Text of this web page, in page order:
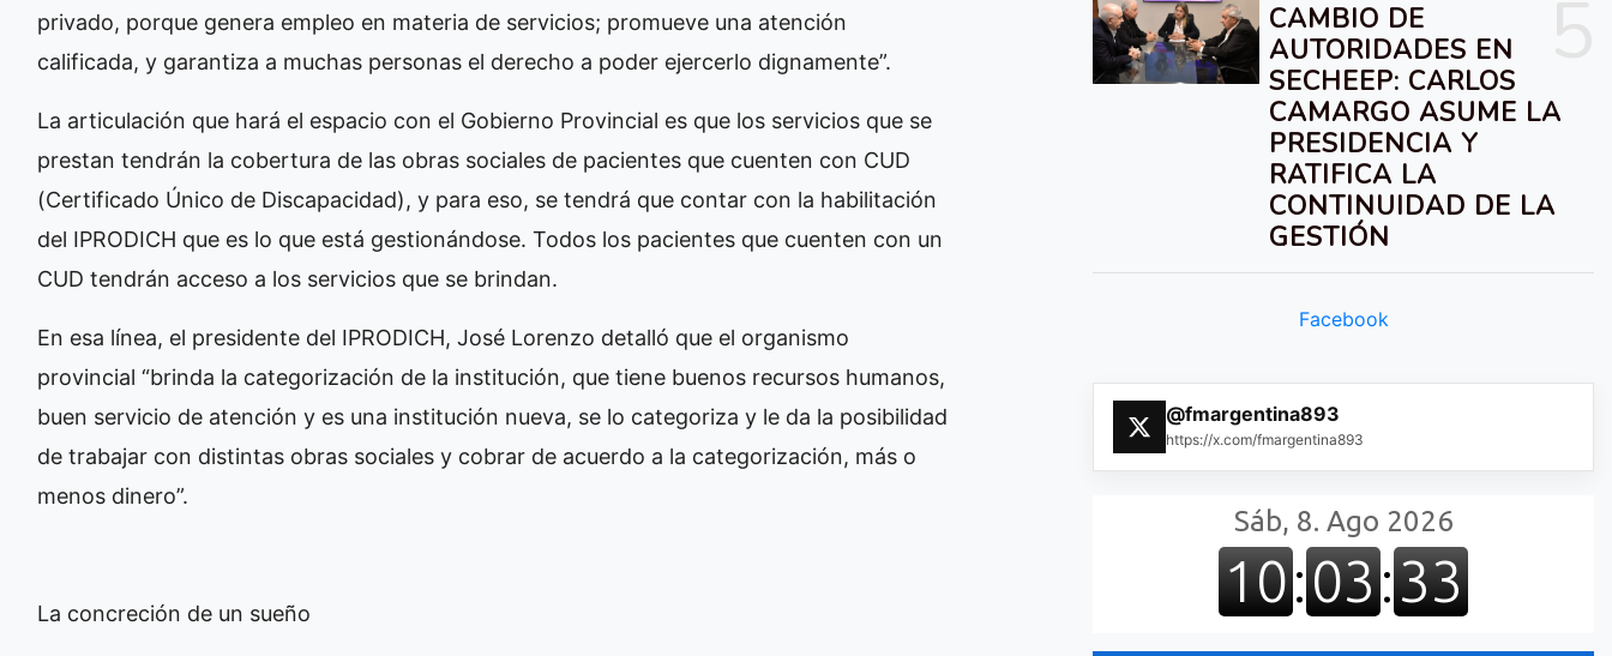
privado, porque genera empleo en materia de servicios; promueve una atención
calificada, y garantiza a muchas personas el derecho a poder ejercerlo dignamente”.
La articulación que hará el espacio con el Gobierno Provincial es que los servicios que se
prestan tendrán la cobertura de las obras sociales de pacientes que cuenten con CUD
(Certificado Único de Discapacidad), y para eso, se tendrá que contar con la habilitación
del IPRODICH que es lo que está gestionándose. Todos los pacientes que cuenten con un
CUD tendrán acceso a los servicios que se brindan.
En esa línea, el presidente del IPRODICH, José Lorenzo detalló que el organismo
provincial “brinda la categorización de la institución, que tiene buenos recursos humanos,
buen servicio de atención y es una institución nueva, se lo categoriza y le da la posibilidad
de trabajar con distintas obras sociales y cobrar de acuerdo a la categorización, más o
menos dinero”.
La concreción de un sueño
CAMBIO DE
AUTORIDADES EN
SECHEEP: CARLOS
CAMARGO ASUME LA
PRESIDENCIA Y
RATIFICA LA
CONTINUIDAD DE LA
GESTIÓN
Facebook
@fmargentina893
https://x.com/fmargentina893